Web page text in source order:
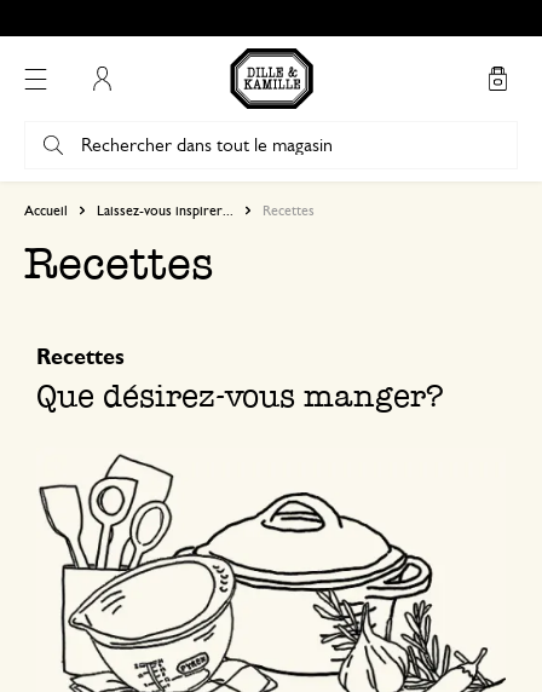
Accueil Laissez-vous inspirer... Recettes
Recettes
Recettes
Que désirez-vous manger?